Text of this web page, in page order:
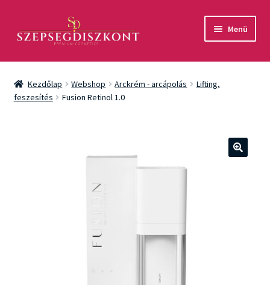
aa
Menü
Akció
Csomagok
Kezdőlap Webshop Arckrém - arcápolás
Lifting,
feszesítés
Fusion Retinol 1.0